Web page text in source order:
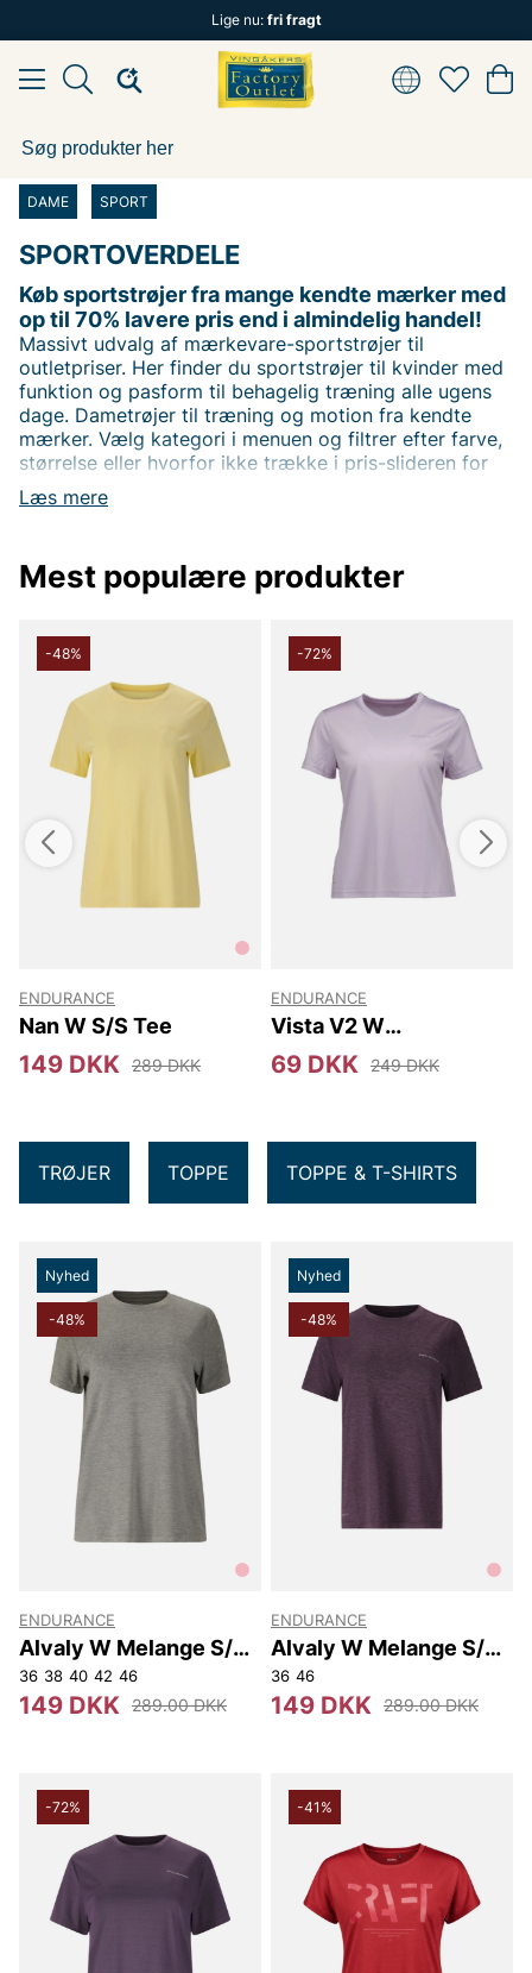
Lige nu: fri fragt
DAME SPORT
SPORTOVERDELE
Læs mere
Køb sportstrøjer fra mange kendte mærker med
op til 70% lavere pris end i almindelig handel!
Massivt udvalg af mærkevare-sportstrøjer til
outletpriser. Her finder du sportstrøjer til kvinder med
funktion og pasform til behagelig træning alle ugens
dage. Dametrøjer til træning og motion fra kendte
mærker. Vælg kategori i menuen og filtrer efter farve,
størrelse eller hvorfor ikke trække i pris-slideren for
den bedste pris! I den 7000 m2 store butik i Vingåker
finder du flere mærkevaretrøjer fra mange kendte
Mest populære produkter
-48%
ENDURANCE
Nan W S/S Tee
149 DKK 289 DKK
-72%
ENDURANCE
Vista V2 W
Performance S/S Tee
69 DKK 249 DKK
TRØJER TOPPE TOPPE & T-SHIRTS
Nyhed
-48%
ENDURANCE
Alvaly W Melange S/S
Tee
36 38 40 42 46
149 DKK 289.00 DKK
Nyhed
-48%
ENDURANCE
Alvaly W Melange S/S
Tee
36 46
149 DKK 289.00 DKK
-72% -41%